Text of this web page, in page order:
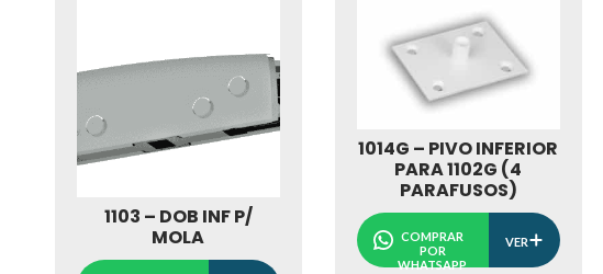
1103 – DOB INF P/
MOLA
1014G – PIVO INFERIOR
PARA 1102G (4
PARAFUSOS)
COMPRAR
POR
WHATSAPP
VER